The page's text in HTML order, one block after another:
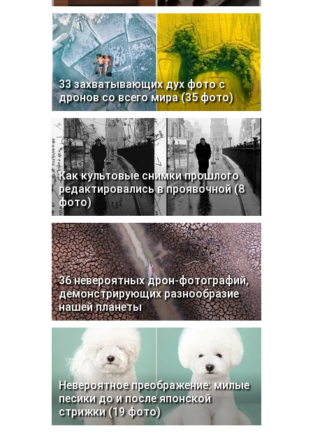
33 захватывающих дух фото с
дронов со всего мира (35 фото)
Как культовые снимки прошлого
редактировались в проявочной (8
фото)
36 невероятных дрон-фотографий,
демонстрирующих разнообразие
нашей планеты
Невероятное преображение: милые
песики до и после японской
стрижки (19 фото)